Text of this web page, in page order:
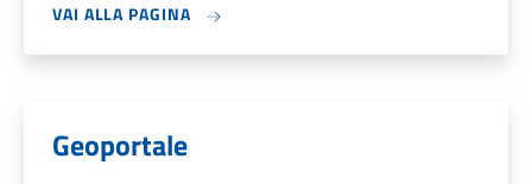
VAI ALLA PAGINA
Geoportale